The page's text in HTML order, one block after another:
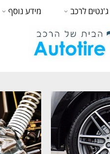
ג'נטים לרכב מידע נוסף